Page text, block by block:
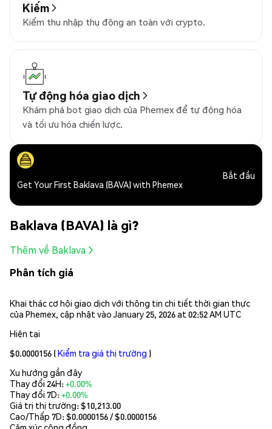
Kiếm
Kiếm thu nhập thụ động an toàn với crypto.
Tự động hóa giao dịch
Khám phá bot giao dịch của Phemex để tự động hóa
và tối ưu hóa chiến lược.
Get Your First Baklava (BAVA) with Phemex
Bắt đầu
Baklava (BAVA) là gì?
Thêm về Baklava
Phân tích giá
Khai thác cơ hội giao dịch với thông tin chi tiết thời gian thực
của Phemex, cập nhật vào January 25, 2026 at 02:52 AM UTC
Hiện tại
$0.0000156 (Kiểm tra giá thị trường )
Xu hướng gần đây
Thay đổi 24H:+0.00%
Thay đổi 7D:+0.00%
Giá trị thị trường:$10,213.00
Cao/Thấp 7D: $0.0000156/ $0.0000156